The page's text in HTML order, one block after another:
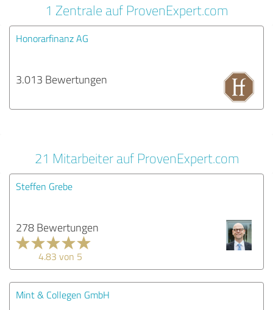
1 Zentrale auf ProvenExpert.com
Honorarfinanz AG
3.013 Bewertungen
21 Mitarbeiter auf ProvenExpert.com
Steffen Grebe
278 Bewertungen
4.83 von 5
Mint & Collegen GmbH